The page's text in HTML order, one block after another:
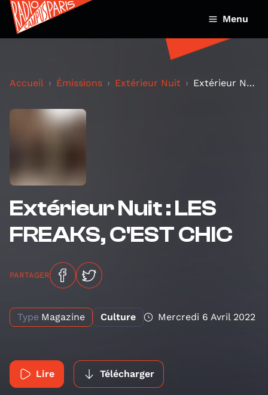
Menu
Accueil Émissions Extérieur Nuit Extérieur Nuit : LES FREAKS, C'EST CHIC
Extérieur Nuit : LES
FREAKS, C'EST CHIC
PARTAGER
Type Magazine Culture Mercredi 6 Avril 2022
Lire Télécharger